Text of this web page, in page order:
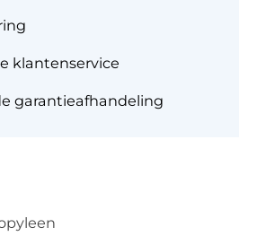
klantenservice
garantieafhandeling